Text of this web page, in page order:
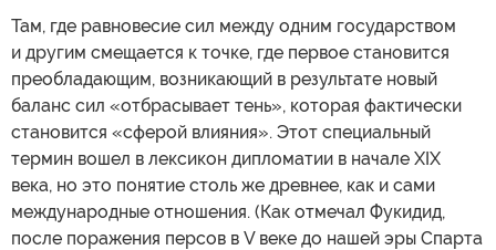
Там, где равновесие сил между одним государством
и другим смещается к точке, где первое становится
преобладающим, возникающий в результате новый
баланс сил «отбрасывает тень», которая фактически
становится «сферой влияния». Этот специальный
термин вошел в лексикон дипломатии в начале XIX
века, но это понятие столь же древнее, как и сами
международные отношения. (Как отмечал Фукидид,
после поражения персов в V веке до нашей эры Спарта